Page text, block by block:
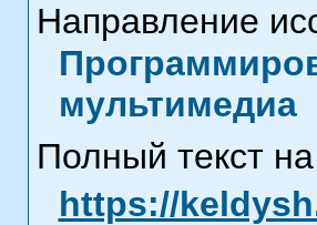
Направление
мультимедиа
Полный текст
https://